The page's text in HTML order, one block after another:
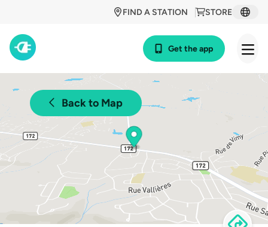
STORE
FIND A STATION
Get the app
Back to Map